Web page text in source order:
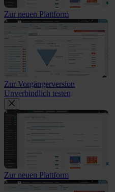
Zur neuen Plattform
Zur Vorgängerversion
Unverbindlich testen
Zur neuen Plattform